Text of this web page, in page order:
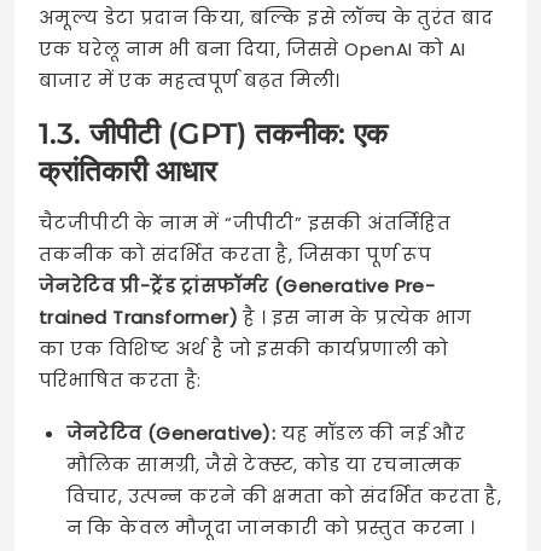
अमूल्य डेटा प्रदान किया, बल्कि इसे लॉन्च के तुरंत बाद
एक घरेलू नाम भी बना दिया, जिससे OpenAI को AI
बाजार में एक महत्वपूर्ण बढ़त मिली।
1.3. जीपीटी (GPT) तकनीक: एक
क्रांतिकारी आधार
चैटजीपीटी के नाम में “जीपीटी” इसकी अंतर्निहित
तकनीक को संदर्भित करता है, जिसका पूर्ण रूप
जेनरेटिव प्री-ट्रेंड ट्रांसफॉर्मर (Generative Pre-
trained Transformer) है । इस नाम के प्रत्येक भाग
का एक विशिष्ट अर्थ है जो इसकी कार्यप्रणाली को
परिभाषित करता है:
जेनरेटिव (Generative): यह मॉडल की नई और
मौलिक सामग्री, जैसे टेक्स्ट, कोड या रचनात्मक
विचार, उत्पन्न करने की क्षमता को संदर्भित करता है,
न कि केवल मौजूदा जानकारी को प्रस्तुत करना ।